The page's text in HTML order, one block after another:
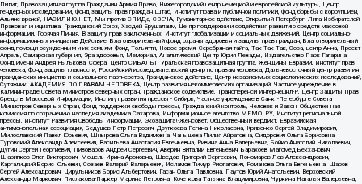
Лилит, Правозащитная группа Гражданин.Армия.Право, Нижегородский центр немецкой и европейской культуры, Центр
гендерных исследований, Фонд защиты прав граждан Штаб, Институт права и публичной политики, Фонд борьбы с коррупцией,
Альянс врачей, НАСИЛИЮ.НЕТ, Мы против СПИДа, СВЕЧА, Гуманитарное действие, Открытый Петербург, Лига Избирателей,
Правовая инициатива, Гражданский Союз, Хасдей Ерушалаим, Центр поддержки и содействия развитию средств массовой
информации, Горячая Линия, В защиту прав заключенных, Институт глобализации и социальных движений, Центр социально-
информационных инициатив Действие, Благотворительный фонд охраны здоровья и защиты прав граждан, Благотворительный
фонд помощи осужденным и их семьям, Фонд Тольятти, Новое время, Серебряная тайга, Так-Так-Так, Сова, центр Анна, Проект
Апрель, Самарская губерния, Эра здоровья, Мемориал, Аналитический Центр Юрия Левады, Издательство Парк Гагарина,
Фонд имени Андрея Рылькова, Сфера, Центр СИБАЛЬТ, Уральская правозащитная группа, Женщины Евразии, Институт прав
человека, Фонд защиты гласности, Российский исследовательский центр по правам человека, Дальневосточный центр развития
гражданских инициатив и социального партнерства, Гражданское действие, Центр независимых социологических исследований,
Сутяжник, АКАДЕМИЯ ПО ПРАВАМ ЧЕЛОВЕКА, Центр развития некоммерческих организаций, Частное учреждение в
Калининграде Совета Министров северных стран, Гражданское содействие, Трансперенси Интернешнл-Р, Центр Защиты Прав
Средств Массовой Информации, Институт развития прессы - Сибирь, Частное учреждение в Санкт-Петербурге Совета
Министров Северных Стран, Фонд поддержки свободы прессы, Гражданский контроль, Человек и Закон, Общественная
комиссия по сохранению наследия академика Сахарова, Информационное агентство МЕМО. РУ, Институт региональной
прессы, Институт Развития Свободы Информации, Экозащита!-Женсовет, Общественный вердикт, Евразийская
антимонопольная ассоциация, Бедушев Петр Петрович, Дзугкоева Регина Николаевна, Кривенко Сергей Владимирович,
Милославский Павел Юрьевич, Шнырова Ольга Вадимовна, Чанышева Лилия Айратовна, Сидорович Ольга Борисовна,
Туровский Александр Алексеевич, Васильева Анастасия Евгеньевна, Ривина Анна Валерьевна, Бойко Анатолий Николаевич,
Дугин Сергей Георгиевич, Пивоваров Андрей Сергеевич, Аверин Виталий Евгеньевич, Барахоев Магомед Бекханович,
Шарипков Олег Викторович, Мошель Ирина Ароновна, Шведов Григорий Сергеевич, Пономарев Лев Александрович,
Каргалицкий Борис Юльевич, Созаев Валерий Валерьевич, Исламов Тимур Рифгатович, Романова Ольга Евгеньевна, Щаров
Сергей Алексадрович, Цирульников Борис Альбертович, Гасан Ольга Павловна, Паутов Юрий Анатольевич, Верховский
Александр Маркович, Пислакова-Паркер Марина Петровна, Кочеткова Татьяна Владимировна, Чуркина Наталья Валерьевна,